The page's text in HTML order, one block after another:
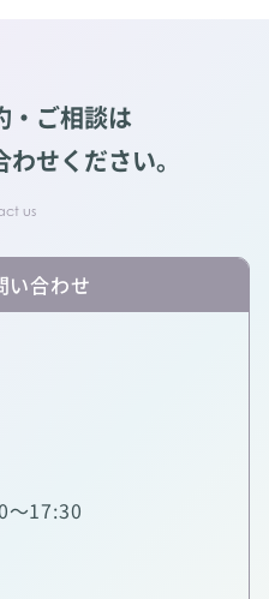
・ご相談は
せください。
い合わせ
～17:30